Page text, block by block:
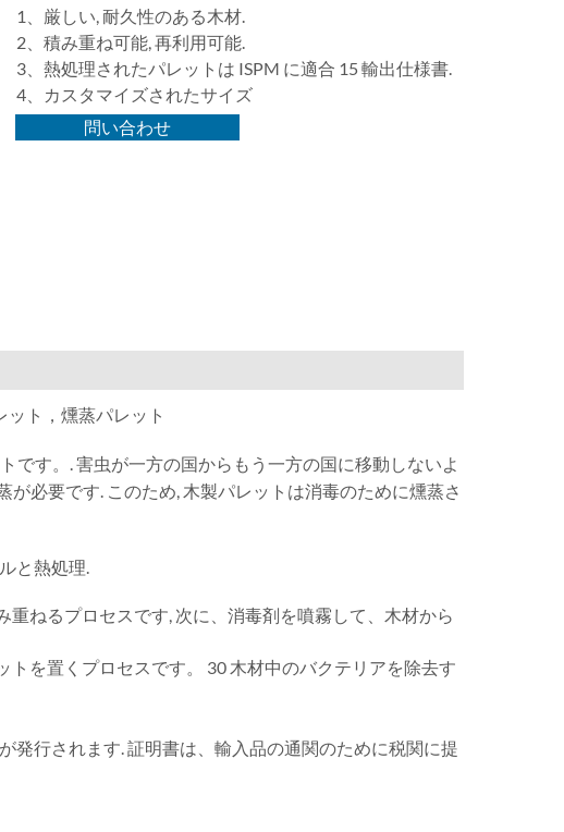
1、厳しい, 耐久性のある木材.
2、積み重ね可能, 再利用可能.
3、熱処理されたパレットは ISPM に適合 15 輸出仕様書.
4、カスタマイズされたサイズ
問い合わせ
ト，燻蒸パレット
す。. 害虫が一方の国からもう一方の国に移動しないよ
必要です. このため, 木製パレットは消毒のために燻蒸さ
と熱処理.
ねるプロセスです, 次に、消毒剤を噴霧して、木材から
を置くプロセスです。 30 木材中のバクテリアを除去す
発行されます. 証明書は、輸入品の通関のために税関に提